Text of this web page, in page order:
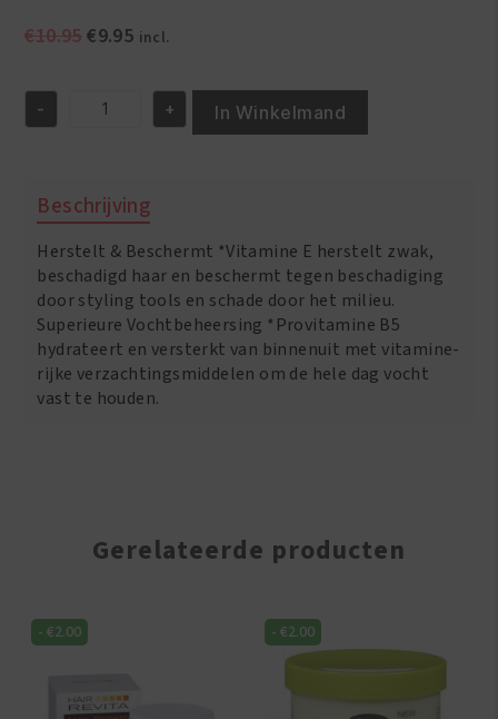
€10.95Oorspronkelijke
€10.95.
€9.95Huidige
€9.95.
incl.
Lotion
16oz/475ml
aantal
- + In Winkelmand
Beschrijving
Herstelt & Beschermt *Vitamine E herstelt zwak,
beschadigd haar en beschermt tegen beschadiging
door styling tools en schade door het milieu.
Superieure Vochtbeheersing *Provitamine B5
hydrateert en versterkt van binnenuit met vitamine-
rijke verzachtingsmiddelen om de hele dag vocht
vast te houden.
Gerelateerde producten
-€2.00 -€2.00